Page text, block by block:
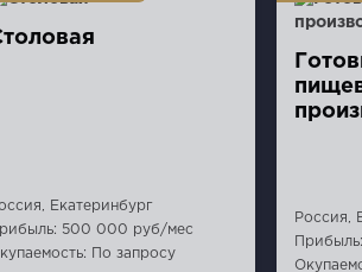
Екатеринбург
500 000 руб/мес
По запросу
Россия,